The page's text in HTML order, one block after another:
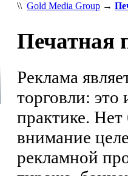
\\ Gold Media Group →
Печатная
Реклама
торговли: это
практике. Нет
внимание
рекламной